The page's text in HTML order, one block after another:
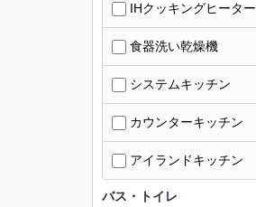
IHクッキングヒーター
食器洗い乾燥機
システムキッチン
カウンターキッチン
アイランドキッチン
バス・トイレ